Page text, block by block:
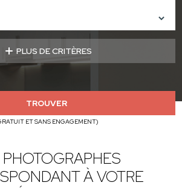
PLUS DE CRITÈRES
TROUVER
ET SANS ENGAGEMENT)
À VOTRE